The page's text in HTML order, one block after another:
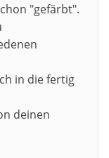
"gefärbt".
in die fertig
deinen